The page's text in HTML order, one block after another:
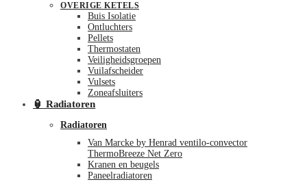
OVERIGE KETELS
Buis Isolatie
Ontluchters
Pellets
Thermostaten
Veiligheidsgroepen
Vuilafscheider
Vulsets
Zoneafsluiters
🏮 Radiatoren
Radiatoren
Van Marcke by Henrad ventilo-convector
ThermoBreeze Net Zero
Kranen en beugels
Paneelradiatoren